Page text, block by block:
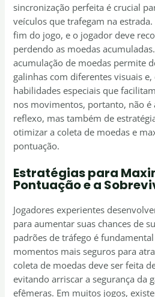
sincronização perfeita é crucial
veículos que trafegam na
fim do jogo, e o jogador deve
perdendo as moedas
acumulação de moedas permite
galinhas com diferentes visuais
habilidades especiais que
nos movimentos, portanto, não é
reflexo, mas também de
otimizar a coleta de moedas e
pontuação.
Estratégias para
Pontuação e a
Jogadores experientes
para aumentar suas chances de
padrões de tráfego é
momentos mais seguros para
coleta de moedas deve ser feita
evitando arriscar a segurança da
efêmeras. Em muitos jogos,